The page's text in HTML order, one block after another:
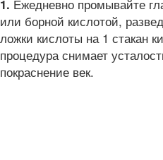
1. Ежедневно промывайте
или борной кислотой,
ложки кислоты на 1 стакан
процедура снимает
покраснение век.